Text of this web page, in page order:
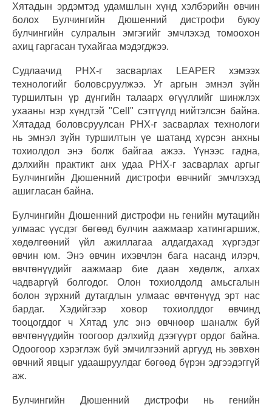
Хятадын эрдэмтэд удамшлын хүнд хэлбэрийн өвчин
болох Булчингийн Дюшенний дистрофи буюу
булчингийн сулралын эмгэгийг эмчлэхэд томоохон
ахиц гаргасан тухайгаа мэдэгджээ.
Судлаачид РНХ-г засварлах LEAPER хэмээх
технологийг боловсруулжээ. Уг аргын эмнэл зүйн
туршилтын үр дүнгийн талаарх өгүүллийг шинжлэх
ухааны нэр хүндтэй "Cell" сэтгүүлд нийтэлсэн байна.
Хятадад боловсруулсан РНХ-г засварлах технологи
нь эмнэл зүйн туршилтын үе шатанд хүрсэн анхны
тохиолдол энэ болж байгаа ажээ. Үүнээс гадна,
дэлхийн практикт анх удаа РНХ-г засварлах аргыг
Булчингийн Дюшенний дистрофи өвчнийг эмчлэхэд
ашигласан байна.
Булчингийн Дюшенний дистрофи нь генийн мутацийн
улмаас үүсдэг бөгөөд булчин аажмаар хатингаршиж,
хөдөлгөөний үйл ажиллагаа алдагдахад хүргэдэг
өвчин юм. Энэ өвчин ихэвчлэн бага насанд илэрч,
өвчтөнүүдийг аажмаар бие даан хөдөлж, алхах
чадваргүй болгодог. Олон тохиолдолд амьсгалын
болон зүрхний дутагдлын улмаас өвчтөнүүд эрт нас
бардаг. Хэдийгээр ховор тохиолддог өвчинд
тооцогддог ч Хятад улс энэ өвчнөөр шаналж буй
өвчтөнүүдийн тоогоор дэлхийд дээгүүрт ордог байна.
Одоогоор хэрэглэж буй эмчилгээний аргууд нь зөвхөн
өвчний явцыг удаашруулдаг бөгөөд бүрэн эдгээдэггүй
аж.
Булчингийн Дюшенний дистрофи нь генийн